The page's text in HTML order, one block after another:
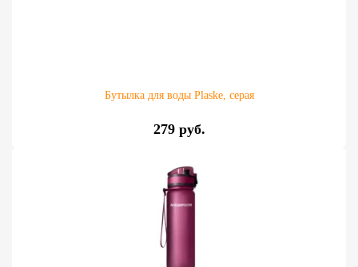
Бутылка для воды Plaske, серая
279 руб.